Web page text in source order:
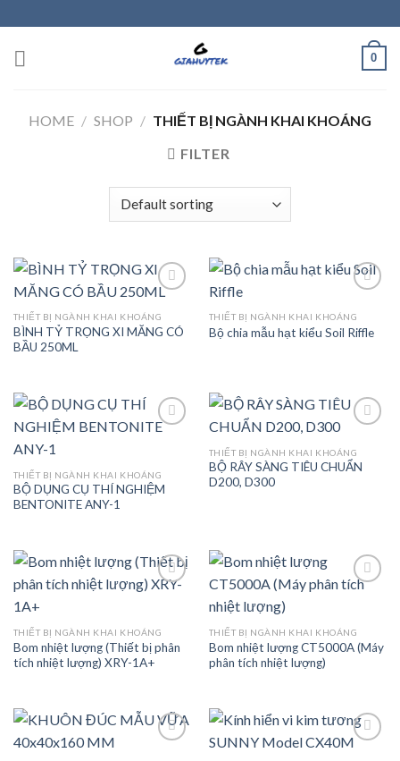
to
content
0
HOME / SHOP / THIẾT BỊ NGÀNH KHAI KHOÁNG
FILTER
Add to
THIẾT BỊ NGÀNH KHAI KHOÁNG
BÌNH TỶ TRỌNG XI MĂNG CÓ
BẦU 250ML
Add to
THIẾT BỊ NGÀNH KHAI KHOÁNG
Bộ chia mẫu hạt kiểu Soil Riffle
wishlist
THIẾT BỊ NGÀNH KHAI KHOÁNG
BỘ DỤNG CỤ THÍ NGHIỆM
BENTONITE ANY-1
Add to
THIẾT BỊ NGÀNH KHAI KHOÁNG
BỘ RÂY SÀNG TIÊU CHUẨN
D200, D300
wishlist
THIẾT BỊ NGÀNH KHAI KHOÁNG
Bom nhiệt lượng (Thiết bị phân
tích nhiệt lượng) XRY-1A+
wishlist
THIẾT BỊ NGÀNH KHAI KHOÁNG
Bom nhiệt lượng CT5000A (Máy
phân tích nhiệt lượng)